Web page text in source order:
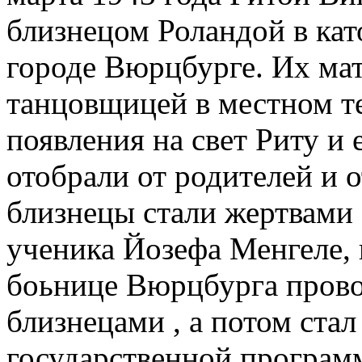
близнецом Роландой в
городе Вюрцбурге. Их
танцовщицей в местном
появления на свет Риту и
отобрали от родителей
близнецы стали
ученика Йозефа Менгеле,
боьнице Вюрцбурга
близнецами , а потом